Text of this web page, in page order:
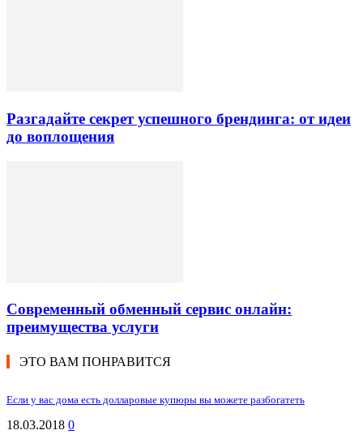
Разгадайте секрет успешного брендинга: от идеи
до воплощения
Современный обменный сервис онлайн:
преимущества услуги
ЭТО ВАМ ПОНРАВИТСЯ
Если у вас дома есть долларовые купюры вы можете разбогатеть
18.03.2018 0